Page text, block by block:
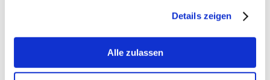
Details zeigen
Alle zulassen
Möglichkeit geben, bedarfsgerecht zu handeln
ermutigen, aber auch unterstützen bei der Lösung